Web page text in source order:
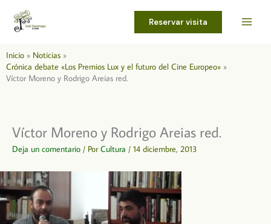
contenido
Reservar visita
Inicio
Noticias
Crónica debate «Los Premios Lux y el futuro del Cine Europeo»
Víctor Moreno y Rodrigo Areias red.
Víctor Moreno y Rodrigo Areias red.
Deja un comentario / PorCultura / 14 diciembre, 2013